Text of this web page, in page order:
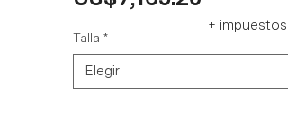
Talla *
Elegir
+ impuestos